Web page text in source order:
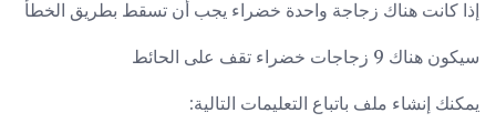
إذا كانت هناك زجاجة واحدة خضراء يجب أن تسقط بطريق الخطأ
سيكون هناك 9 زجاجات خضراء تقف على الحائط
يمكنك إنشاء ملف باتباع التعليمات التالية: